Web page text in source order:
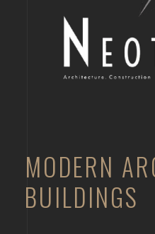
MODERN
BUILDINGS